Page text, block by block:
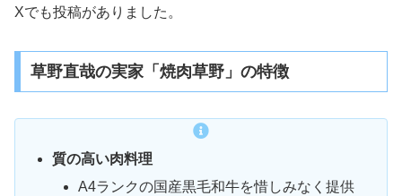
Xでも投稿がありました。
草野直哉の実家「焼肉草野」の特徴
質の高い肉料理
A4ランクの国産黒毛和牛を惜しみなく提供